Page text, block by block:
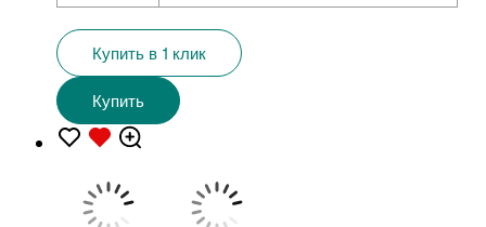
Купить в 1 клик
Купить